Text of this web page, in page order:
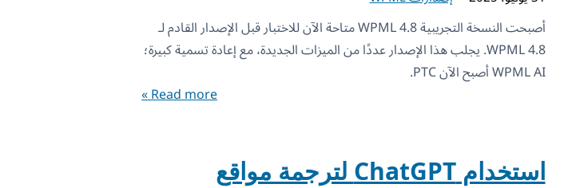
أصبحت النسخة التجريبية WPML 4.8 متاحة الآن للاختبار قبل الإصدار القادم لـ
WPML 4.8. يجلب هذا الإصدار عددًا من الميزات الجديدة، مع إعادة تسمية كبيرة؛
WPML AI أصبح الآن PTC.
Read more »
استخدام ChatGPT لترجمة مواقع